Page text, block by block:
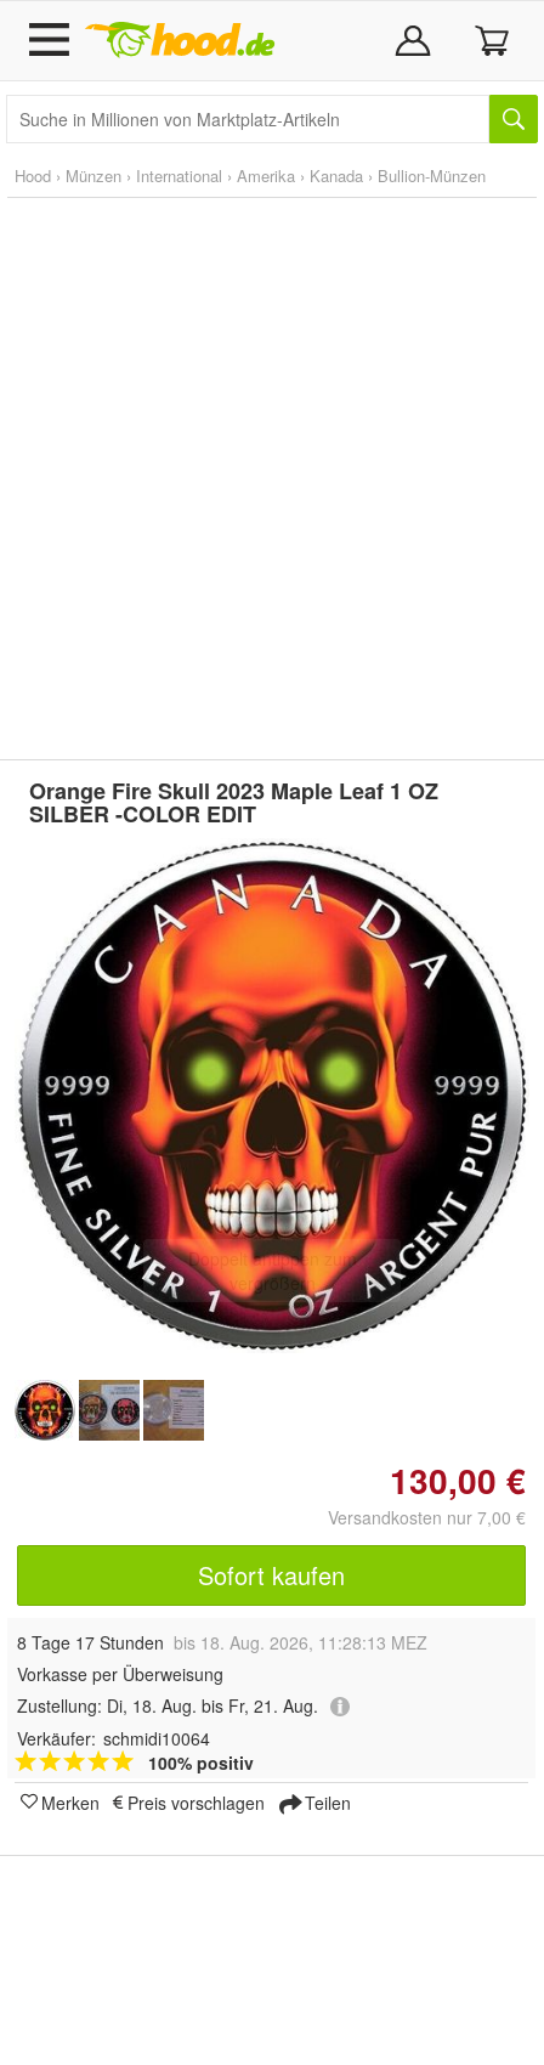
Hood › Münzen › International › Amerika › Kanada › Bullion-Münzen
Orange Fire Skull 2023 Maple Leaf 1 OZ
SILBER -COLOR EDIT
Doppelt antippen zum
vergrößern
130,00 €
Versandkosten nur 7,00 €
Sofort kaufen
8 Tage 17 Stunden bis 18. Aug. 2026, 11:28:13 MEZ
Vorkasse per Überweisung
Zustellung: Di, 18. Aug. bis Fr, 21. Aug.
Verkäufer: schmidi10064
100% positiv
Merken
Preis vorschlagen Teilen